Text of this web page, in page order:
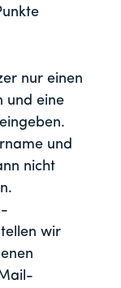
nur einen
und eine
und
nicht
wir